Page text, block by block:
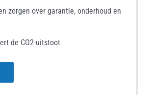
zorgen over garantie, onderhoud en
de CO2-uitstoot